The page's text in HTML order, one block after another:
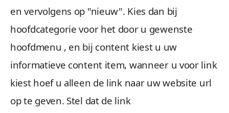
en vervolgens op "nieuw". Kies dan bij
hoofdcategorie voor het door u gewenste
hoofdmenu , en bij content kiest u uw
informatieve content item, wanneer u voor link
kiest hoef u alleen de link naar uw website url
op te geven. Stel dat de link